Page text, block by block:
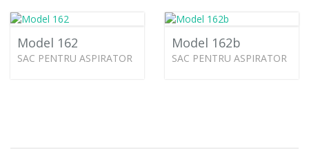
Model 162
SAC PENTRU ASPIRATOR
Model 162b
SAC PENTRU ASPIRATOR